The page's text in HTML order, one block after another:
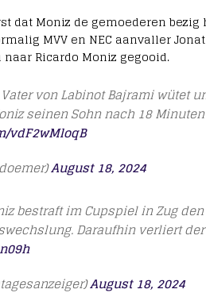
dat Moniz de gemoederen bezig
MVV en NEC aanvaller
Ricardo Moniz gegooid.
Vater von Labinot Bajrami wütet
seinen Sohn nach 18
vdF2wMloqB
August 18, 2024
bestraft im Cupspiel in Zug
Daraufhin verliert
August 18, 2024